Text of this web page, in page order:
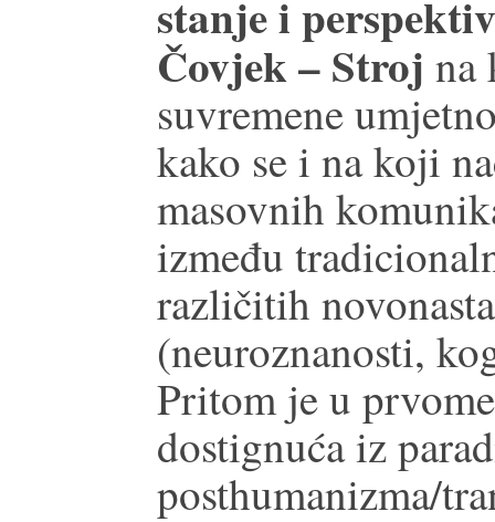
stanje i
Čovjek – Stroj na
suvremene
kako se i na koji
masovnih
između
različitih
(neuroznanosti,
Pritom je u
dostignuća iz
posthumanizma/